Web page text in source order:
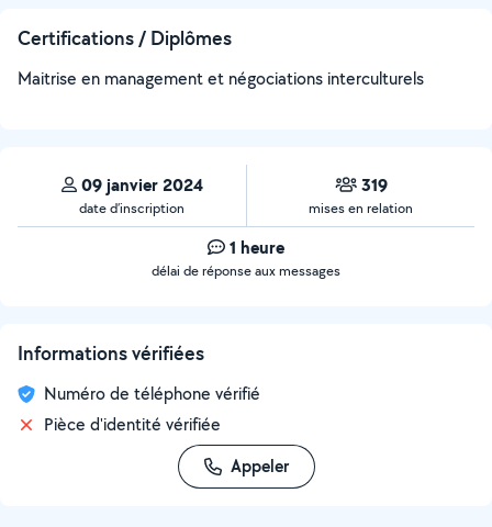
Certifications / Diplômes
Maitrise en management et négociations interculturels
09 janvier 2024
date d’inscription
319
mises en relation
1 heure
délai de réponse aux messages
Informations vérifiées
Numéro de téléphone vérifié
Pièce d'identité vérifiée
Appeler